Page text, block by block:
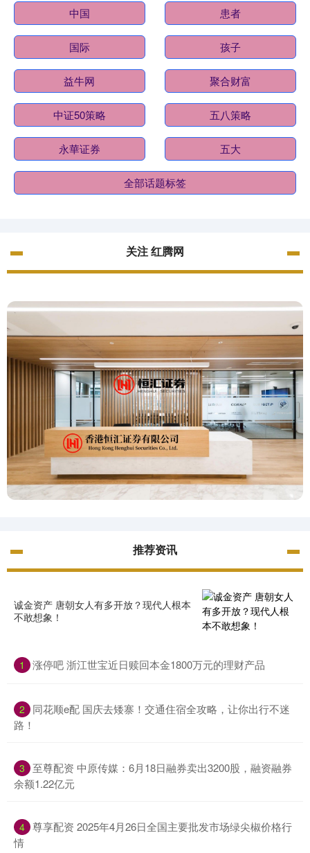
中国 患者
国际 孩子
益牛网 聚合财富
中证50策略 五八策略
永華证券 五大
全部话题标签
关注 红腾网
推荐资讯
诚金资产 唐朝女人有多开放？现代人根本
不敢想象！
1 涨停吧 浙江世宝近日赎回本金1800万元的理财产品
2
同花顺e配 国庆去矮寨！交通住宿全攻略，让你出行不迷
路！
3 至尊配资 中原传媒：6月18日融券卖出3200股，融资融券
余额1.22亿元
4 尊享配资 2025年4月26日全国主要批发市场绿尖椒价格行
情